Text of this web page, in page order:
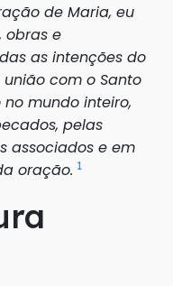
de Maria, eu
obras e
as intenções do
com o Santo
mundo inteiro,
pelas
associados e em
oração. 1